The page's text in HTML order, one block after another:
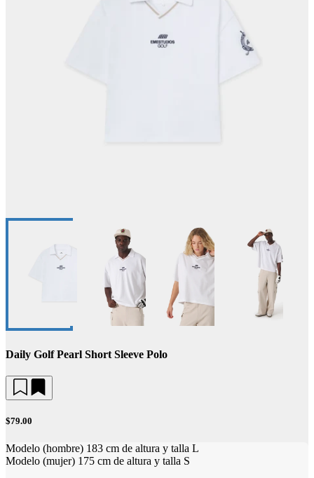
Daily Golf Pearl Short Sleeve Polo
$79.00
Modelo (hombre) 183 cm de altura y talla L
Modelo (mujer) 175 cm de altura y talla S